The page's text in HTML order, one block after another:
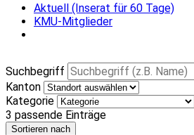
Aktuell (Inserat für 60 Tage)
KMU-Mitglieder
Suchbegriff
Kanton
Kategorie
3 passende Einträge
Sortieren nach